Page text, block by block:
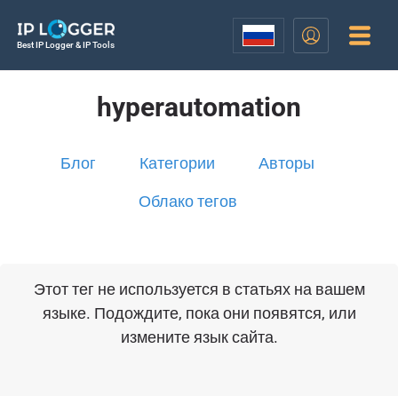
Best IP Logger & IP Tools
hyperautomation
Блог Категории Авторы
Облако тегов